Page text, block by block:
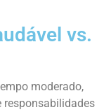
vs.
moderado,
responsabilidades